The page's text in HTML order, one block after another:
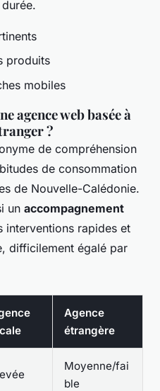
produits
mobiles
agence web basée à
?
de compréhension
de consommation
de Nouvelle-Calédonie.
un accompagnement
interventions rapides et
difficilement égalé par
Agence
étrangère
Moyenne/fai
ble